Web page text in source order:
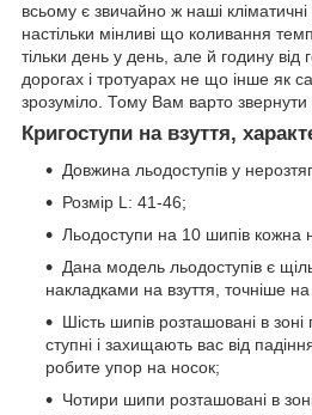
всьому є звичайно ж наші
настільки мінливі що коливання
тільки день у день, але й годину
дорогах і тротуарах не що інше як
зрозуміло. Тому Вам варто звернути
Кригоступи на взуття,
Довжина льодоступів у
Розмір L: 41-46;
Льодоступи на 10 шипів кожна
Дана модель льодоступів є
накладками на взуття, точніше на
Шість шипів розташовані в
ступні і захищають вас від
робите упор на носок;
Чотири шипи розташовані в